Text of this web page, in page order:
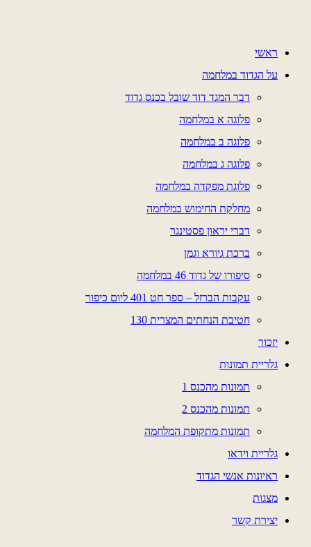
ראשי
על הגדוד במלחמה
דבר המגד דוד שובל בכנס גדוד
פלוגה א במלחמה
פלוגה ב במלחמה
פלוגה ג במלחמה
פלוגת מפקדה במלחמה
מחלקת החימוש במלחמה
דברי יראון פסטינגר
ברכת גיורא וגמן
סיפורו של גדוד 46 במלחמה
עקבות הברזל – ספר חט 401 ליום כיפור
חטיבת הנחתים המצרית 130
יזכור
גלריית תמונות
תמונות מהכנס 1
תמונות מהכנס 2
תמונות מתקופת המלחמה
גלריית וידאו
ראיונות אנשי הגדוד
מצגות
יצירת קשר